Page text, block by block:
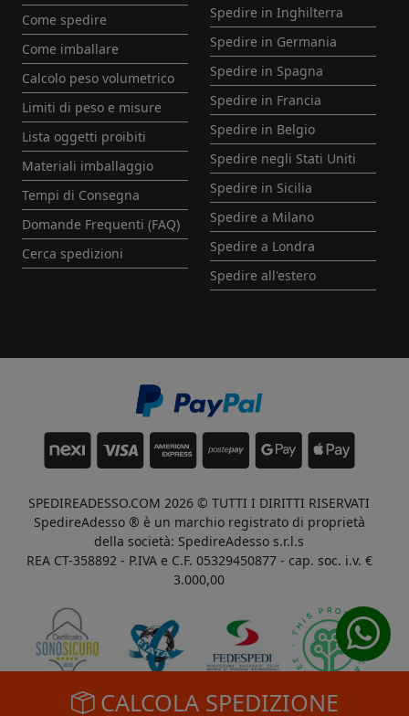
CALCOLA SPEDIZIONE
Come spedire
Come imballare
Calcolo peso volumetrico
Limiti di peso e misure
Lista oggetti proibiti
Materiali imballaggio
Tempi di Consegna
Domande Frequenti (FAQ)
Cerca spedizioni
Spedire in Inghilterra
Spedire in Germania
Spedire in Spagna
Spedire in Francia
Spedire in Belgio
Spedire negli Stati Uniti
Spedire in Sicilia
Spedire a Milano
Spedire a Londra
Spedire all'estero
SPEDIREADESSO.COM 2026 © TUTTI I DIRITTI RISERVATI
SpedireAdesso ® è un marchio registrato di proprietà
della società: SpedireAdesso s.r.l.s
REA CT-358892 - P.IVA e C.F. 05329450877 - cap. soc. i.v. €
3.000,00